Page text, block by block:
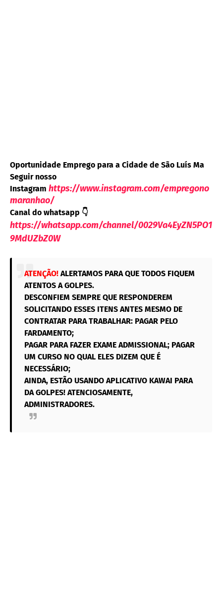
Oportunidade Emprego para a Cidade de São Luís Ma
Seguir nosso
Instagram https://www.instagram.com/empregono
maranhao/
Canal do whatsapp 👇
https://whatsapp.com/channel/0029Va4EyZN5PO1
9MdUZbZ0W
ATENÇÃO! ALERTAMOS PARA QUE TODOS FIQUEM
ATENTOS A GOLPES.
DESCONFIEM SEMPRE QUE RESPONDEREM
SOLICITANDO ESSES ITENS ANTES MESMO DE
CONTRATAR PARA TRABALHAR: PAGAR PELO
FARDAMENTO;
PAGAR PARA FAZER EXAME ADMISSIONAL; PAGAR
UM CURSO NO QUAL ELES DIZEM QUE É
NECESSÁRIO;
AINDA, ESTÃO USANDO APLICATIVO KAWAI PARA
DA GOLPES! ATENCIOSAMENTE,
ADMINISTRADORES.